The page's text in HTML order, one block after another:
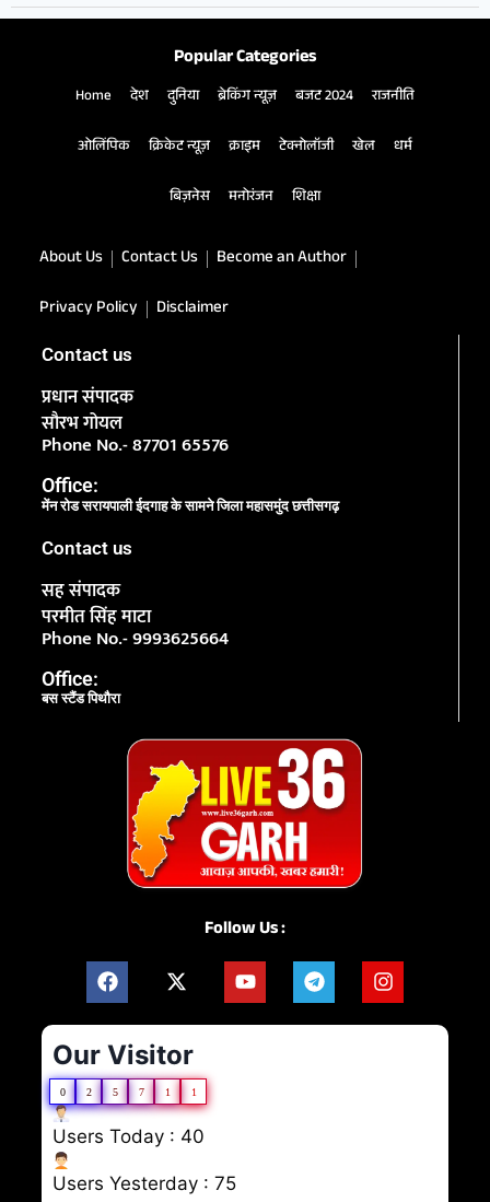
Popular Categories
Home देश दुनिया ब्रेकिंग न्यूज़ बजट 2024 राजनीति
ओलिंपिक क्रिकेट न्यूज़ क्राइम टेक्नोलॉजी खेल धर्म
बिज़नेस मनोरंजन शिक्षा
About Us Contact Us
Become an Author
Privacy Policy
Disclaimer
Contact us
प्रधान संपादक
सौरभ गोयल
Phone No.- 87701 65576
Office:
मेंन रोड सरायपाली ईदगाह के सामने जिला महासमुंद छत्तीसगढ़
Contact us
सह संपादक
परमीत सिंह माटा
Phone No.- 9993625664
Office:
बस स्टैंड पिथौरा
Follow Us :
Our Visitor
0 2 5 7 1 1
Users Today : 40
Users Yesterday : 75